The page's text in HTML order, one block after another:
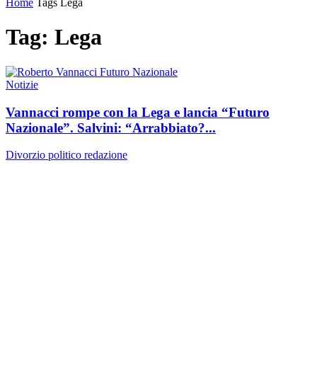
Home Tags Lega
Tag: Lega
Notizie
Vannacci rompe con la Lega e lancia “Futuro
Nazionale”. Salvini: “Arrabbiato?...
Divorzio politico redazione